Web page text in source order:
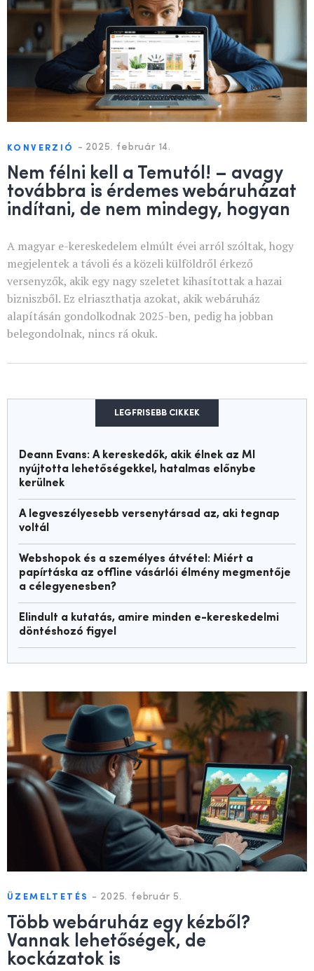
KONVERZIÓ - 2025. február 14.
Nem félni kell a Temutól! – avagy
továbbra is érdemes webáruházat
indítani, de nem mindegy, hogyan
A magyar e-kereskedelem elmúlt évei arról szóltak, hogy
megjelentek a távoli és a közeli külföldről érkező
versenyzők, akik egy nagy szeletet kihasítottak a hazai
bizniszből. Ez elriaszthatja azokat, akik webáruház
alapításán gondolkodnak 2025-ben, pedig ha jobban
belegondolnak, nincs rá okuk.
LEGFRISEBB CIKKEK
Deann Evans: A kereskedők, akik élnek az MI
nyújtotta lehetőségekkel, hatalmas előnybe
kerülnek
A legveszélyesebb versenytársad az, aki tegnap
voltál
Webshopok és a személyes átvétel: Miért a
papírtáska az offline vásárlói élmény megmentője
a célegyenesben?
Elindult a kutatás, amire minden e-kereskedelmi
döntéshozó figyel
ÜZEMELTETÉS - 2025. február 5.
Több webáruház egy kézből?
Vannak lehetőségek, de
kockázatok is